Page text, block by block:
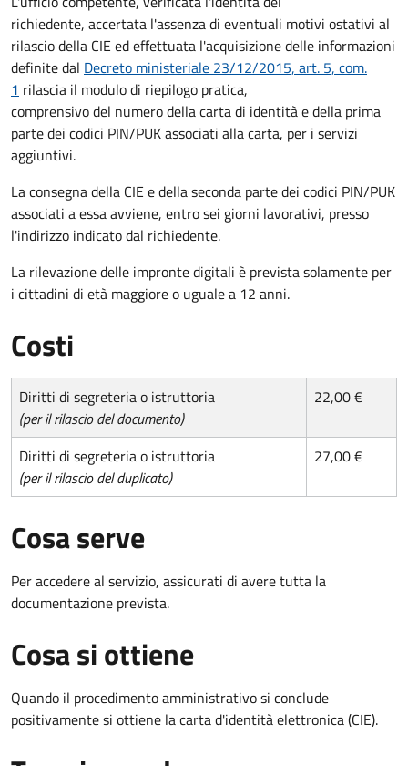
richiedente, accertata l'assenza di eventuali motivi ostativi al
rilascio della CIE ed effettuata l'acquisizione delle informazioni
definite dal Decreto ministeriale 23/12/2015, art. 5, com.
1 rilascia il modulo di riepilogo pratica,
comprensivo del numero della carta di identità e della prima
parte dei codici PIN/PUK associati alla carta, per i servizi
aggiuntivi.
La consegna della CIE e della seconda parte dei codici PIN/PUK
associati a essa avviene, entro sei giorni lavorativi, presso
l'indirizzo indicato dal richiedente.
La rilevazione delle impronte digitali è prevista solamente per
i cittadini di età maggiore o uguale a 12 anni.
Costi
Diritti di segreteria o istruttoria
(per il rilascio del documento)
22,00 €
Diritti di segreteria o istruttoria
(per il rilascio del duplicato)
27,00 €
Cosa serve
Per accedere al servizio, assicurati di avere tutta la
documentazione prevista.
Cosa si ottiene
Quando il procedimento amministrativo si conclude
positivamente si ottiene la carta d'identità elettronica (CIE).